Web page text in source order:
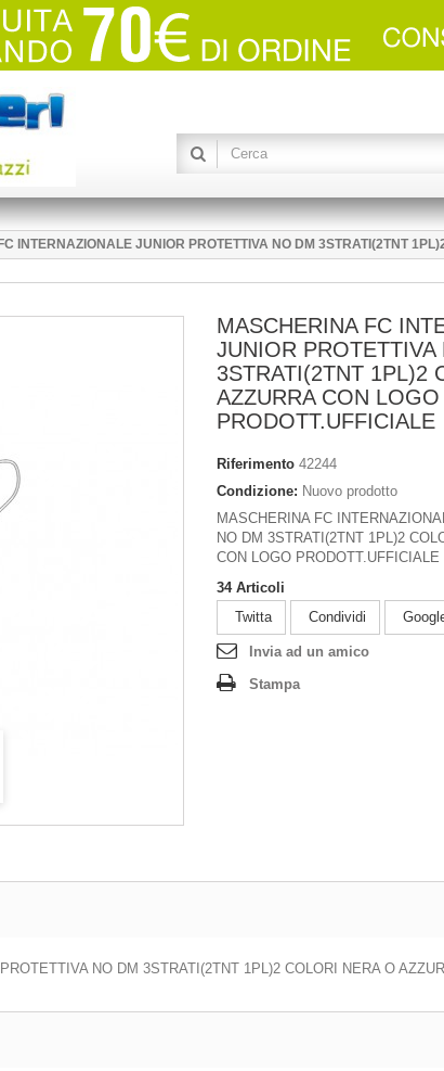
INTERNAZIONALE JUNIOR PROTETTIVA NO DM 3STRATI(2TNT
MASCHERINA FC
JUNIOR PROTETTIVA
3STRATI(2TNT 1PL)2
AZZURRA CON LOGO
PRODOTT.UFFICIALE
Riferimento 42244
Condizione: Nuovo prodotto
MASCHERINA FC
NO DM 3STRATI(2TNT 1PL)2
CON LOGO PRODOTT.UFFICIALE
34 Articoli
Twitta
Condividi
Invia ad un amico
Stampa
NO DM 3STRATI(2TNT 1PL)2 COLORI NERA O